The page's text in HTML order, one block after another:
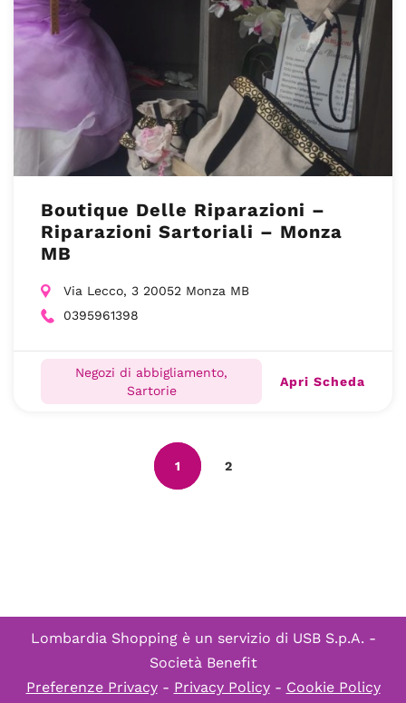
Boutique Delle Riparazioni –
Riparazioni Sartoriali – Monza
MB
Via Lecco, 3 20052 Monza MB
0395961398
Negozi di abbigliamento,
Sartorie
Apri Scheda
1 2
Lombardia Shopping è un servizio di USB S.p.A. -
Società Benefit
Preferenze Privacy- Privacy Policy- Cookie Policy